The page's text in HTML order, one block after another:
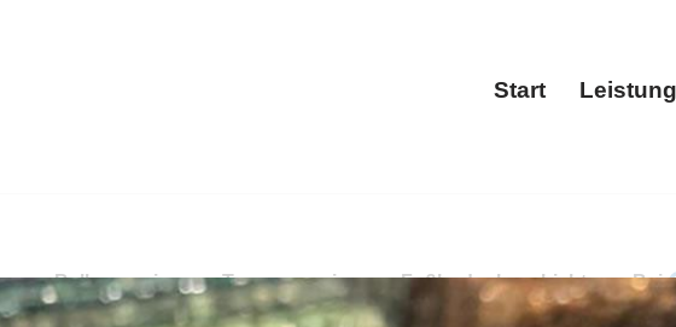
Start
Balkonsanierung, Treppensanierung, Fußbodenbeschichtung. Bei
Terrassensanierung, Fußbodenbeschichtung entdecken.